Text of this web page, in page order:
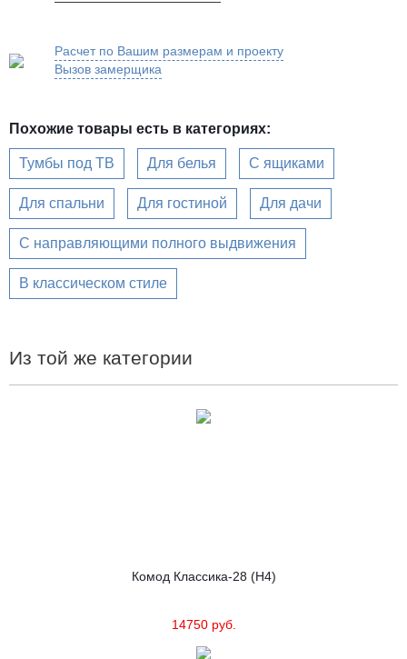
Расчет по Вашим размерам и проекту
Вызов замерщика
Похожие товары есть в категориях:
Тумбы под ТВ Для белья С ящиками
Для спальни Для гостиной Для дачи
С направляющими полного выдвижения
В классическом стиле
Из той же категории
Комод Классика-28 (Н4)
14750 руб.